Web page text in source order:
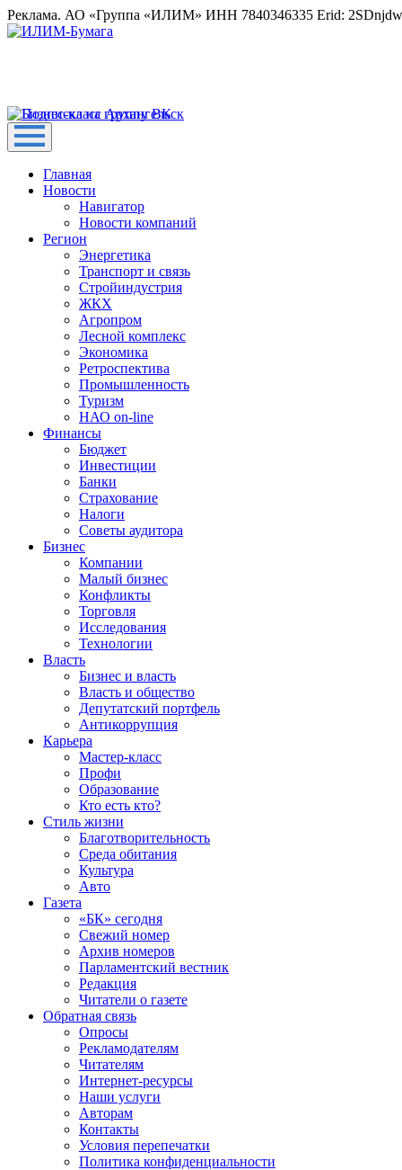
Реклама. АО «Группа «ИЛИМ» ИНН 7840346335 Erid:
Главная
Новости
Навигатор
Новости компаний
Регион
Энергетика
Транспорт и связь
Стройиндустрия
ЖКХ
Агропром
Лесной комплекс
Экономика
Ретроспектива
Промышленность
Туризм
НАО on-line
Финансы
Бюджет
Инвестиции
Банки
Страхование
Налоги
Советы аудитора
Бизнес
Компании
Малый бизнес
Конфликты
Торговля
Исследования
Технологии
Власть
Бизнес и власть
Власть и общество
Депутатский портфель
Антикоррупция
Карьера
Мастер-класс
Профи
Образование
Кто есть кто?
Стиль жизни
Благотворительность
Среда обитания
Культура
Авто
Газета
«БК» сегодня
Свежий номер
Архив номеров
Парламентский вестник
Редакция
Читатели о газете
Обратная связь
Опросы
Рекламодателям
Читателям
Интернет-ресурсы
Наши услуги
Авторам
Контакты
Условия перепечатки
Политика конфиденциальности